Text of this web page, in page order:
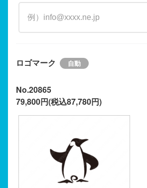
ロゴマーク
No.20865
79,800円(税込87,780円)